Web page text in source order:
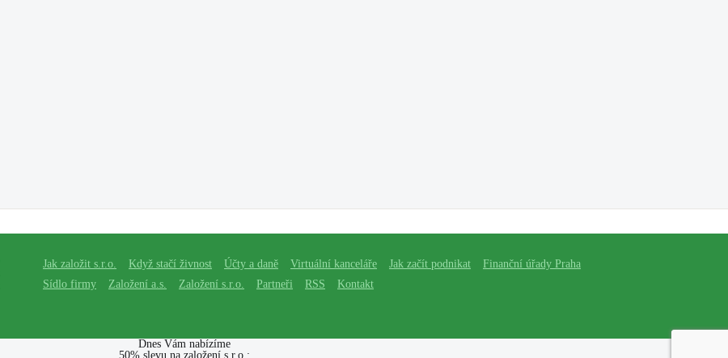
Jak založit s.r.o. Když stačí živnost Účty a daně Virtuální kanceláře Jak začít podnikat
Finanční úřady Praha
Sídlo firmy
Založení a.s. Založení s.r.o. Partneři RSS Kontakt
Dnes Vám nabízíme
50% slevu na založení s.r.o.: